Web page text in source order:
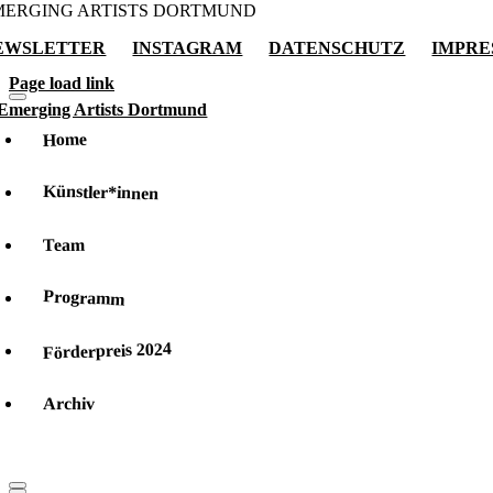
ARTISTS DORTMUND
INSTAGRAM DATENSCHUTZ
Page load link
Home
Künstler*innen
Team
Programm
Förderpreis 2024
Archiv